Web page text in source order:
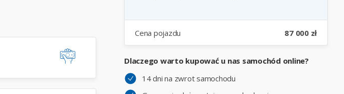
Cena pojazdu 87 000 zł
Dlaczego warto kupować u nas samochód online?
14 dni na zwrot samochodu